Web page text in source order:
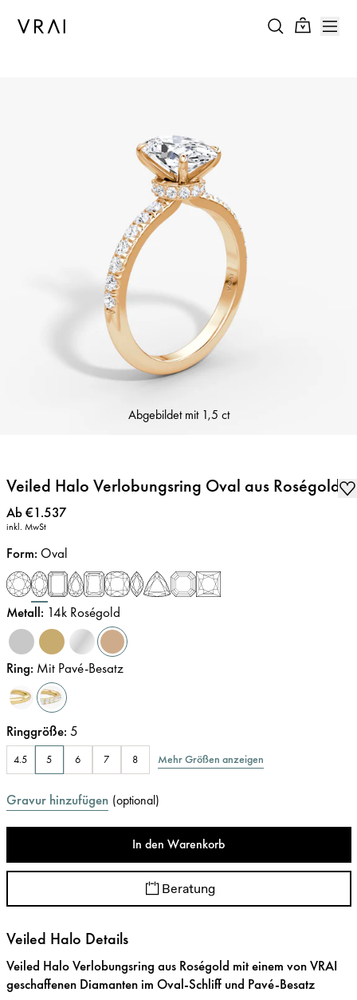
Abgebildet mit 1,5 ct
Veiled Halo Verlobungsring Oval aus Roségold
Preis:
Ab €1.537
inkl. MwSt
Form: Oval
Metall: 14k Roségold
Ring: Mit Pavé-Besatz
Ringgröße: 5
4.5 5 6 7 8 Mehr Größen anzeigen
Gravur hinzufügen (optional)
In den Warenkorb
Beratung
Veiled Halo Details
Veiled Halo Verlobungsring aus Roségold mit einem von VRAI
geschaffenen Diamanten im Oval-Schliff und Pavé-Besatz